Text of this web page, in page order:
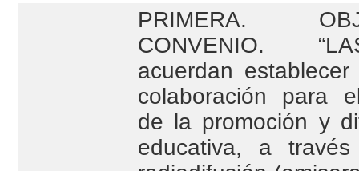
PRIMERA.
CONVENIO.
acuerdan
colaboración para
de la promoción y
educativa, a